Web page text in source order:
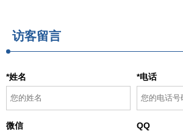
访客留言
*姓名 *电话
微信 QQ